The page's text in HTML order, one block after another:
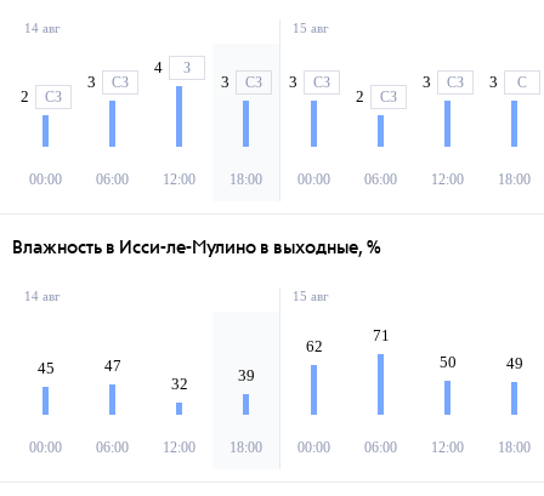
14 авг
2 СЗ
00:00
3 СЗ
06:00
4 З
12:00
3 СЗ
18:00
15 авг
3 СЗ
00:00
2 СЗ
06:00
3 СЗ
12:00
3 С
18:00
Влажность в Исси-ле-Мулино в выходные, %
14 авг
45
00:00
47
06:00
32
12:00
39
18:00
15 авг
62
00:00
71
06:00
50
12:00
49
18:00